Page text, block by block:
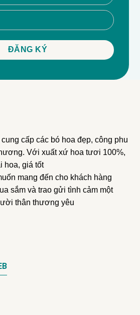
cấp các bó hoa đẹp, công phu
Với xuất xứ hoa tươi 100%,
hoa, giá tốt
mang đến cho khách hàng
sắm và trao gửi tình cảm một
thân thương yêu